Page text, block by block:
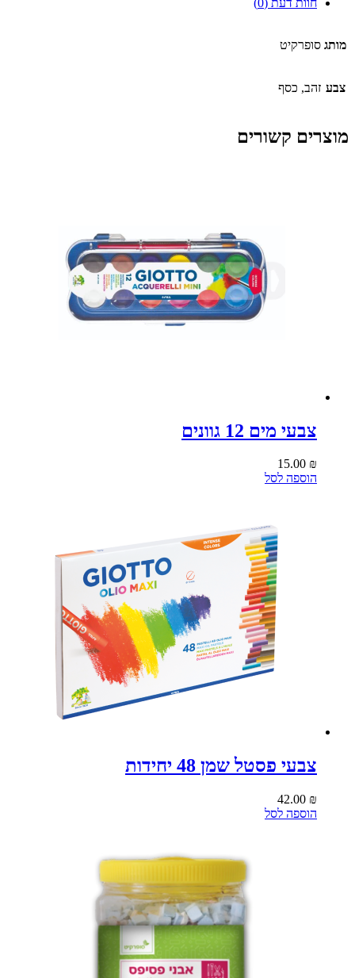
מותג סופרקיט
צבע זהב, כסף
מוצרים קשורים
צבעי מים 12 גוונים
15.00 ₪
הוספה לסל
צבעי פסטל שמן 48 יחידות
42.00 ₪
הוספה לסל